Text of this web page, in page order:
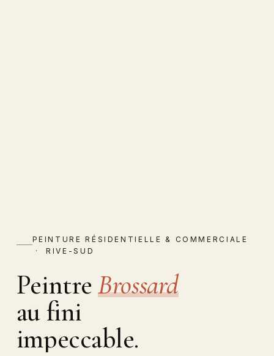
PEINTURE RÉSIDENTIELLE & COMMERCIALE
· RIVE-SUD
Peintre Brossard
au fini
impeccable.